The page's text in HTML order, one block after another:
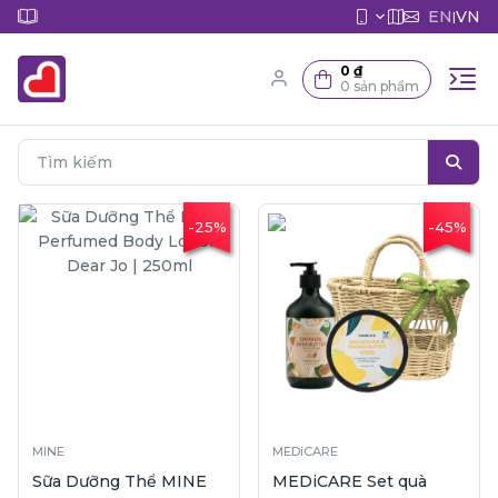
EN|VN
0 ₫
0 sản phẩm
-25%
MINE
Sữa Dưỡng Thể MINE
-45%
MEDiCARE
MEDiCARE Set quà